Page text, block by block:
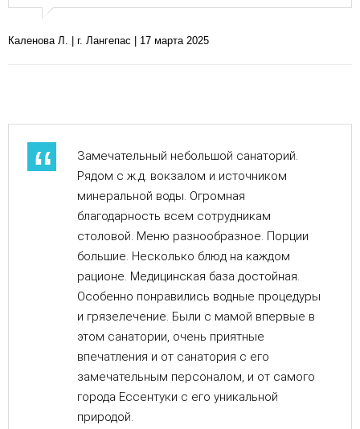
Каленова Л. | г. Лангепас | 17 марта 2025
Замечательный небольшой санаторий.
Рядом с ж.д. вокзалом и источником
минеральной воды. Огромная
благодарность всем сотрудникам
столовой. Меню разнообразное. Порции
большие. Несколько блюд на каждом
рационе. Медицинская база достойная.
Особенно понравились водные процедуры
и грязелечение. Были с мамой впервые в
этом санатории, очень приятные
впечатления и от санатория с его
замечательным персоналом, и от самого
города Ессентуки с его уникальной
природой.